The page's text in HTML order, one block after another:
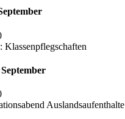
Klassenpflegschaften
Auslandsaufenthalte